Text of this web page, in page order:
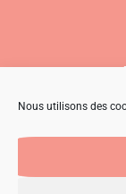
Nous utilisons des